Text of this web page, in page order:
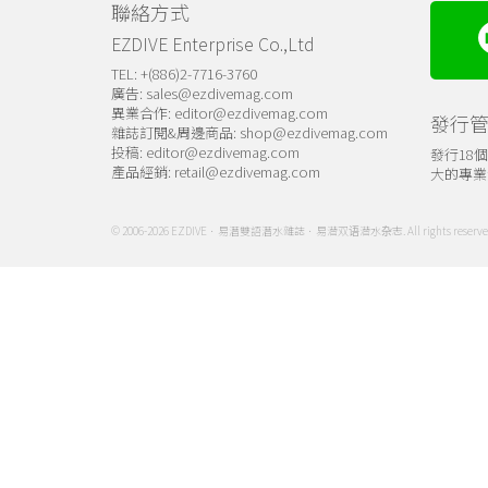
聯絡方式
EZDIVE Enterprise Co.,Ltd
TEL: +(886)2-7716-3760
廣告: sales@ezdivemag.com
異業合作: editor@ezdivemag.com
雜誌訂閱&周邊商品: shop@ezdivemag.com
投稿: editor@ezdivemag.com
產品經銷: retail@ezdivemag.com
發行
發行18
大的專
© 2006-2026 EZDIVE．易潛雙語潛水雜誌．易潜双语潜水杂志. All rights